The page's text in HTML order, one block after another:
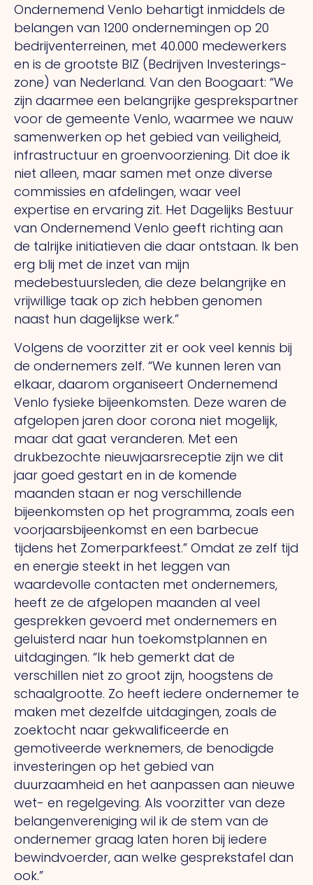
Ondernemend Venlo behartigt inmiddels de
belangen van 1200 ondernemingen op 20
bedrijventerreinen, met 40.000 medewerkers
en is de grootste BIZ (Bedrijven Investerings-
zone) van Nederland. Van den Boogaart: “We
zijn daarmee een belangrijke gesprekspartner
voor de gemeente Venlo, waarmee we nauw
samenwerken op het gebied van veiligheid,
infrastructuur en groenvoorziening. Dit doe ik
niet alleen, maar samen met onze diverse
commissies en afdelingen, waar veel
expertise en ervaring zit. Het Dagelijks Bestuur
van Ondernemend Venlo geeft richting aan
de talrijke initiatieven die daar ontstaan. Ik ben
erg blij met de inzet van mijn
medebestuursleden, die deze belangrijke en
vrijwillige taak op zich hebben genomen
naast hun dagelijkse werk.”
Volgens de voorzitter zit er ook veel kennis bij
de ondernemers zelf. “We kunnen leren van
elkaar, daarom organiseert Ondernemend
Venlo fysieke bijeenkomsten. Deze waren de
afgelopen jaren door corona niet mogelijk,
maar dat gaat veranderen. Met een
drukbezochte nieuwjaarsreceptie zijn we dit
jaar goed gestart en in de komende
maanden staan er nog verschillende
bijeenkomsten op het programma, zoals een
voorjaarsbijeenkomst en een barbecue
tijdens het Zomerparkfeest.” Omdat ze zelf tijd
en energie steekt in het leggen van
waardevolle contacten met ondernemers,
heeft ze de afgelopen maanden al veel
gesprekken gevoerd met ondernemers en
geluisterd naar hun toekomstplannen en
uitdagingen. “Ik heb gemerkt dat de
verschillen niet zo groot zijn, hoogstens de
schaalgrootte. Zo heeft iedere ondernemer te
maken met dezelfde uitdagingen, zoals de
zoektocht naar gekwalificeerde en
gemotiveerde werknemers, de benodigde
investeringen op het gebied van
duurzaamheid en het aanpassen aan nieuwe
wet- en regelgeving. Als voorzitter van deze
belangenvereniging wil ik de stem van de
ondernemer graag laten horen bij iedere
bewindvoerder, aan welke gesprekstafel dan
ook.”